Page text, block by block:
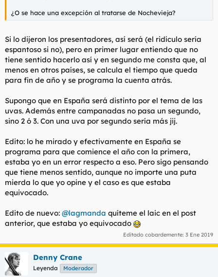
¿O se hace una excepción al tratarse de Nochevieja?
Si lo dijeron los presentadores, así será (el ridículo sería
espantoso si no), pero en primer lugar entiendo que no
tiene sentido hacerlo así y en segundo me consta que, al
menos en otros países, se calcula el tiempo que queda
para fin de año y se programa la cuenta atrás.
Supongo que en España será distinto por el tema de las
uvas. Además entre campanadas no pasa un segundo,
sino 2 ó 3. Con una uva por segundo sería más jij.
Edito: lo he mirado y efectivamente en España se
programa para que comience el año con la primera,
estaba yo en un error respecto a eso. Pero sigo pensando
que tiene menos sentido, aunque no importe una puta
mierda lo que yo opine y el caso es que estaba
equivocado.
Edito de nuevo: @lagmanda quíteme el laic en el post
anterior, que estaba yo equivocado
Editado cobardemente: 3 Ene 2019
Denny Crane
Leyenda Moderador